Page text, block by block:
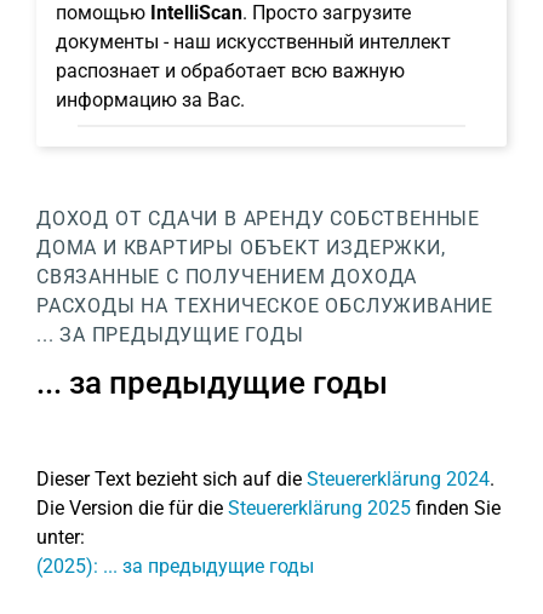
помощью IntelliScan. Просто загрузите
документы - наш искусственный интеллект
распознает и обработает всю важную
информацию за Вас.
ДОХОД ОТ СДАЧИ В АРЕНДУ СОБСТВЕННЫЕ
ДОМА И КВАРТИРЫ ОБЪЕКТ ИЗДЕРЖКИ,
СВЯЗАННЫЕ С ПОЛУЧЕНИЕМ ДОХОДА
РАСХОДЫ НА ТЕХНИЧЕСКОЕ ОБСЛУЖИВАНИЕ
... ЗА ПРЕДЫДУЩИЕ ГОДЫ
... за предыдущие годы
Dieser Text bezieht sich auf die Steuererklärung 2024.
Die Version die für die Steuererklärung 2025 finden Sie
unter:
(2025): ... за предыдущие годы